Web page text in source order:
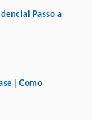
Passo a
| Como